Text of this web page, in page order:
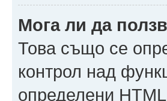
Мога ли да
Това също се
контрол над
определени